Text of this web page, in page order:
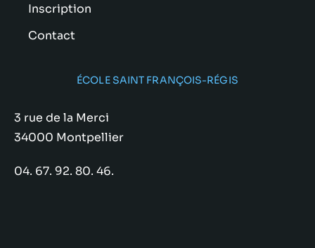
Inscription
Contact
ÉCOLE SAINT FRANÇOIS-RÉGIS
3 rue de la Merci
34000 Montpellier
04. 67. 92. 80. 46.